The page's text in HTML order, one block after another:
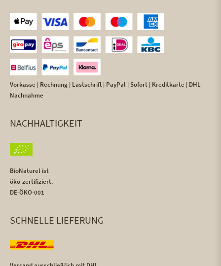
Vorkasse | Rechnung | Lastschrift | PayPal | Sofort | Kreditkarte | DHL
Nachnahme
NACHHALTIGKEIT
BioNaturel ist
öko-zertifiziert.
DE-ÖKO-001
SCHNELLE LIEFERUNG